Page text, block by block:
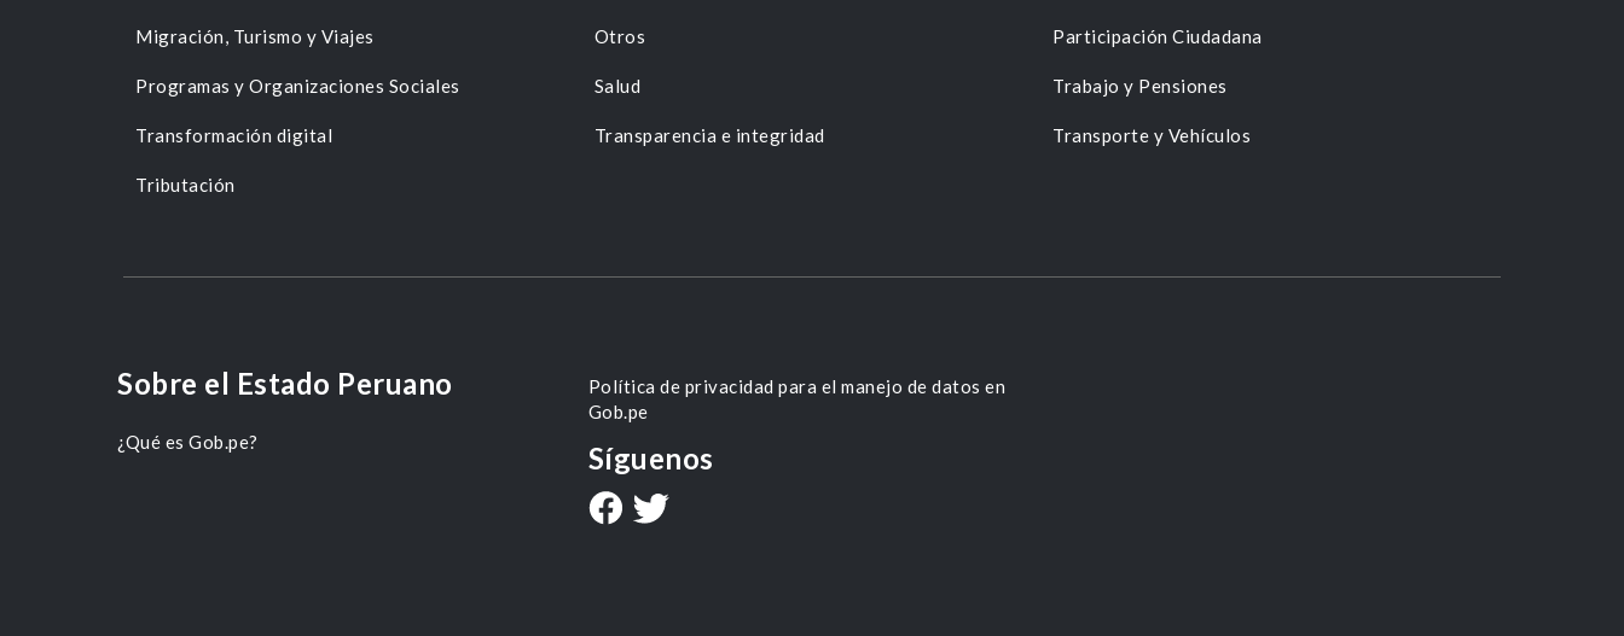
Migración, Turismo y Viajes Otros Participación Ciudadana
Programas y Organizaciones Sociales Salud Trabajo y Pensiones
Transformación digital Transparencia e integridad Transporte y Vehículos
Tributación
Sobre el Estado Peruano
¿Qué es Gob.pe?
Política de privacidad para el manejo de datos en
Gob.pe
Síguenos